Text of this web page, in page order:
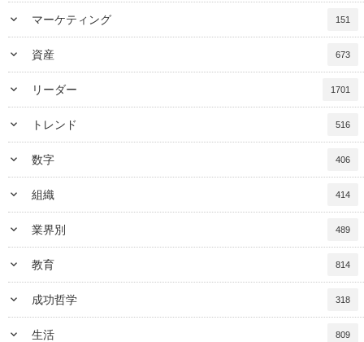
keyboard_arrow_down マーケティング 151
keyboard_arrow_down 資産 673
keyboard_arrow_down リーダー 1701
keyboard_arrow_down トレンド 516
keyboard_arrow_down 数字 406
keyboard_arrow_down 組織 414
keyboard_arrow_down 業界別 489
keyboard_arrow_down 教育 814
keyboard_arrow_down 成功哲学 318
keyboard_arrow_down 生活 809